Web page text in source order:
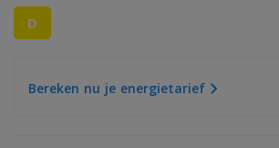
D
Bereken nu je energietarief